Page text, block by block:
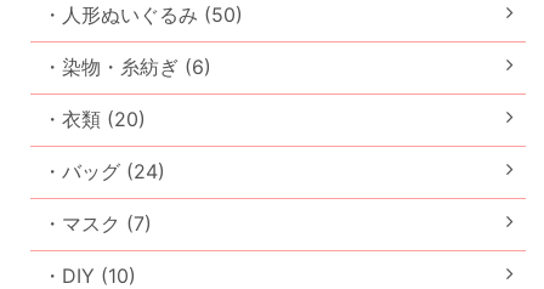
・人形ぬいぐるみ (50)
・染物・糸紡ぎ (6)
・衣類 (20)
・バッグ (24)
・マスク (7)
・DIY (10)